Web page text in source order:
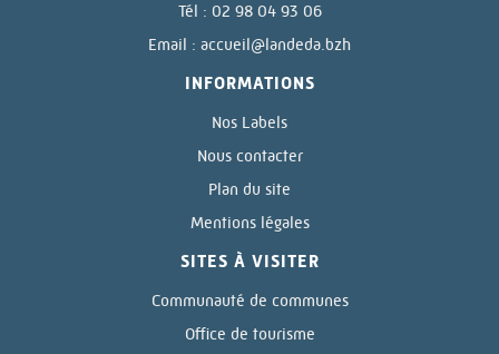
Tél : 02 98 04 93 06
Email : accueil@landeda.bzh
INFORMATIONS
Nos Labels
Nous contacter
Plan du site
Mentions légales
SITES À VISITER
Communauté de communes
Office de tourisme